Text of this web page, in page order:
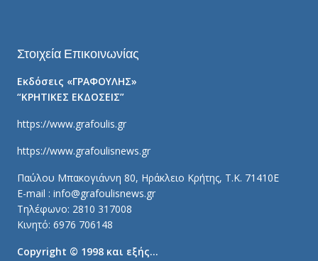
Στοιχεία Επικοινωνίας
Εκδόσεις «ΓΡΑΦΟΥΛΗΣ»
“ΚΡΗΤΙΚΕΣ ΕΚΔΟΣΕΙΣ”
https://www.grafoulis.gr
https://www.grafoulisnews.gr
Παύλου Μπακογιάννη 80, Ηράκλειο Κρήτης, Τ.Κ. 71410E
E-mail : info@grafoulisnews.gr
Τηλέφωνο: 2810 317008
Κινητό: 6976 706148
Copyright © 1998 και εξής…